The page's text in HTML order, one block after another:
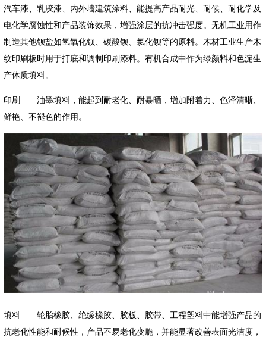
汽车漆、乳胶漆、内外墙建筑涂料、能提高产品耐光、耐候、耐化学及
电化学腐蚀性和产品装饰效果，增强涂层的抗冲击强度。无机工业用作
制造其他钡盐如氢氧化钡、碳酸钡、氯化钡等的原料。木材工业生产木
纹印刷板时用于打底和调制印刷漆料。有机合成中作为绿颜料和色淀生
产体质填料。
印刷——油墨填料，能起到耐老化、耐暴晒，增加附着力、色泽清晰、
鲜艳、不褪色的作用。
填料——轮胎橡胶、绝缘橡胶、胶板、胶带、工程塑料中能增强产品的
抗老化性能和耐候性，产品不易老化变脆，并能显著改善表面光洁度，